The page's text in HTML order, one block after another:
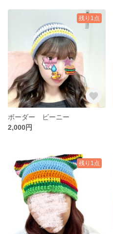
残り1点
ボーダー ビーニー
2,000円
残り1点